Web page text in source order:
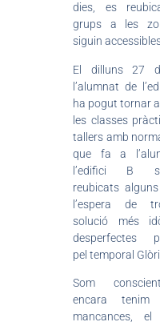
dies, es
grups a les
siguin
El dilluns 27
l’alumnat de
ha pogut tornar
les classes
tallers amb
que fa a
l’edifici B
reubicats
l’espera de
solució més
desperfectes
pel temporal
Som
encara tenim
mancances,